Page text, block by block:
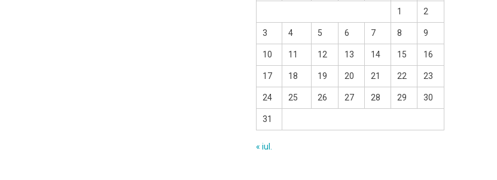
1 2
3 4 5 6 7 8 9
10 11 12 13 14 15 16
17 18 19 20 21 22 23
24 25 26 27 28 29 30
31
« iul.